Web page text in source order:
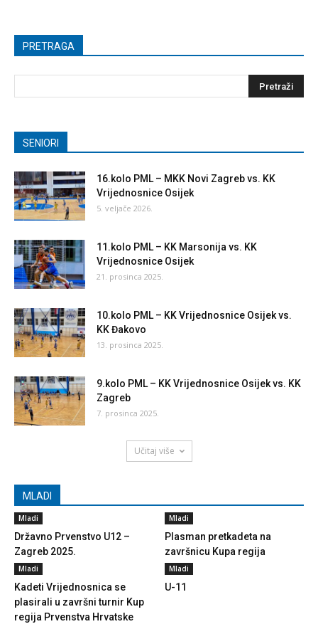
PRETRAGA
SENIORI
16.kolo PML – MKK Novi Zagreb vs. KK
Vrijednosnice Osijek
5. veljače 2026.
11.kolo PML – KK Marsonija vs. KK
Vrijednosnice Osijek
21. prosinca 2025.
10.kolo PML – KK Vrijednosnice Osijek vs.
KK Đakovo
13. prosinca 2025.
9.kolo PML – KK Vrijednosnice Osijek vs. KK
Zagreb
7. prosinca 2025.
Učitaj više
MLADI
Mladi
Državno Prvenstvo U12 –
Zagreb 2025.
Mladi
Plasman pretkadeta na
završnicu Kupa regija
Mladi
Kadeti Vrijednosnica se
plasirali u završni turnir Kup
regija Prvenstva Hrvatske
Mladi
U-11